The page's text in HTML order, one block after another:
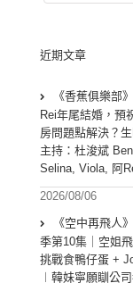
近期文章
《香蕉俱樂部
Rei年尾結婚，預
房問題點解決？
主持：杜浚斌
Selina, Viola, 阿
2026/08/06
《空中再飛人
季第10集｜空姐
挑戰食鴨仔蛋 +
︱韓妹寧願瞓公